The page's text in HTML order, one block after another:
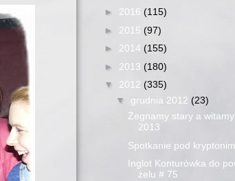
► 2016 (115)
► 2015 (97)
► 2014 (155)
► 2013 (180)
▼ 2012 (335)
▼ grudnia 2012 (23)
Żegnamy stary a
2013
Spotkanie pod
Inglot Konturówka do
żelu # 75